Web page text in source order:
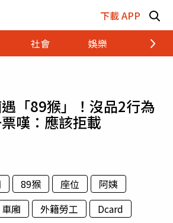
下載 APP
社會 娛樂 財經
「89猴」！沒品2行為
嘆：應該拒載
89猴 座位
阿姨
車廂 外籍勞工 Dcard